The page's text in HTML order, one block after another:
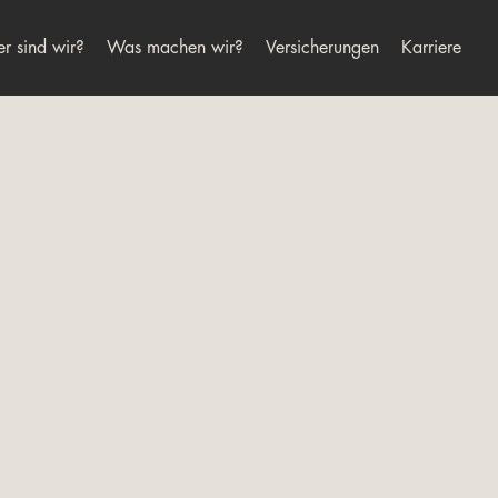
sind wir? Was machen wir? Versicherungen Karriere